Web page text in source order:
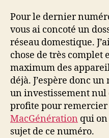
Pour le dernier
vous ai concoté un
réseau domestique.
chose de très complet
maximum des
déjà. J’espère donc
un investissement nul
profite pour remercier
MacGénération qui
sujet de ce numéro.